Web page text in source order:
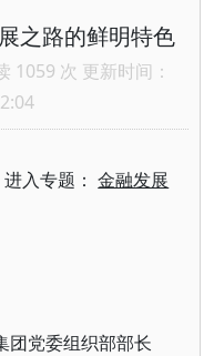
之路的鲜明特色
1059 次 更新时间：
进入专题：金融发展
团党委组织部部长